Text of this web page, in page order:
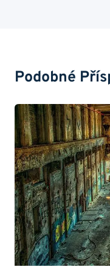
Podobné